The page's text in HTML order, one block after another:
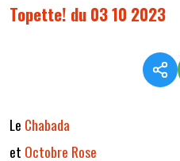
Topette! du 03 10 2023
Le Chabada
et Octobre Rose